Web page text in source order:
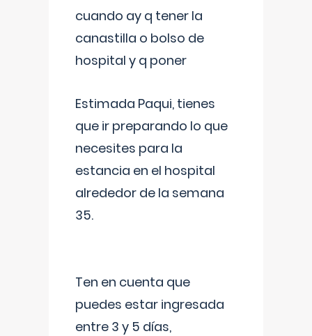
cuando ay q tener la
canastilla o bolso de
hospital y q poner
Estimada Paqui, tienes
que ir preparando lo que
necesites para la
estancia en el hospital
alrededor de la semana
35.
Ten en cuenta que
puedes estar ingresada
entre 3 y 5 días,